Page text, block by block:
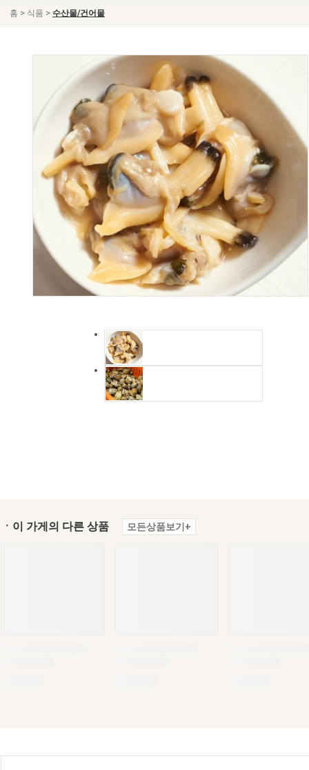
홈 > 식품 > 수산물/건어물
ㆍ이 가게의 다른 상품 모든상품보기+